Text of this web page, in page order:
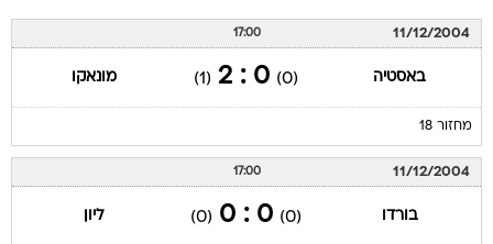
11/12/2004
17:00
באסטיה (0)
0 : 2
(1) מונאקו
מחזור 18
11/12/2004
17:00
בורדו (0)
0 : 0
(0) ליון